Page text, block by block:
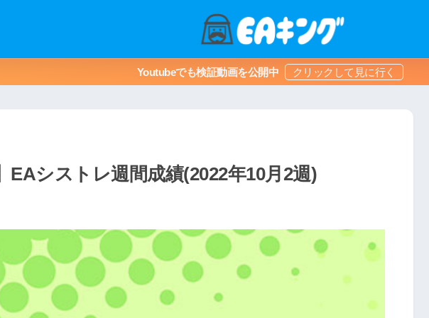
Youtubeでも検証動画を公開中
EAシストレ週間成績(2022年10月2週)